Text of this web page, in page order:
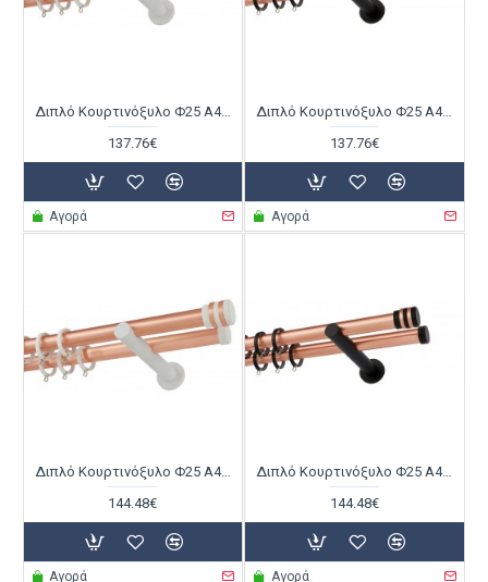
Διπλό Κουρτινόξυλο Φ25 Α4142 Χαλκός Ματ / Λευκό
137.76€
Αγορά
Διπλό Κουρτινόξυλο Φ25 Α4142 Χαλκός Ματ / Μαύρο
137.76€
Αγορά
Διπλό Κουρτινόξυλο Φ25 Α4143 Χαλκός Ματ / Λευκό
144.48€
Αγορά
Διπλό Κουρτινόξυλο Φ25 Α4143 Χαλκός Ματ / Μαύρο
144.48€
Αγορά